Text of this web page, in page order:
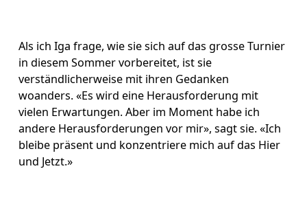
Als ich Iga frage, wie sie sich auf das grosse Turnier
in diesem Sommer vorbereitet, ist sie
verständlicherweise mit ihren Gedanken
woanders. «Es wird eine Herausforderung mit
vielen Erwartungen. Aber im Moment habe ich
andere Herausforderungen vor mir», sagt sie. «Ich
bleibe präsent und konzentriere mich auf das Hier
und Jetzt.»